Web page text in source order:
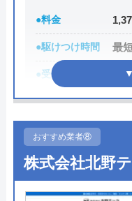
公
株式会社クリ
運営会社 株式
代表者
大阪
●料金
●駆けつけ時間 最
●受付時間 24
●定休日 年
●累計実績
数
おすすめ業者⑧
株式会社北野